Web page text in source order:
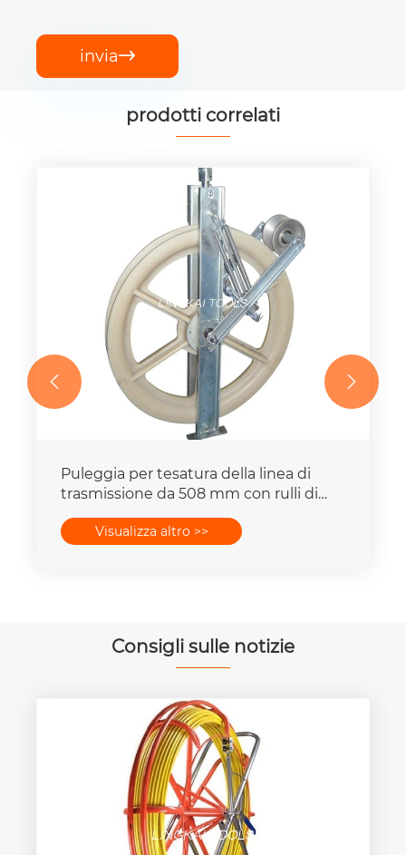
invia
prodotti correlati
Puleggia per tesatura della linea di
trasmissione da 508 mm con rulli di
Visualizza altro >>
 
Consigli sulle notizie